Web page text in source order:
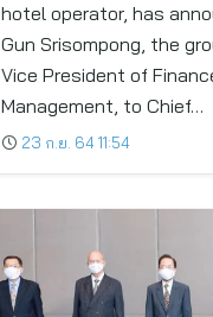
hotel operator, has
Gun Srisompong, the
Vice President of
Management, to Chief…
23 ก.ย. 64 11:54